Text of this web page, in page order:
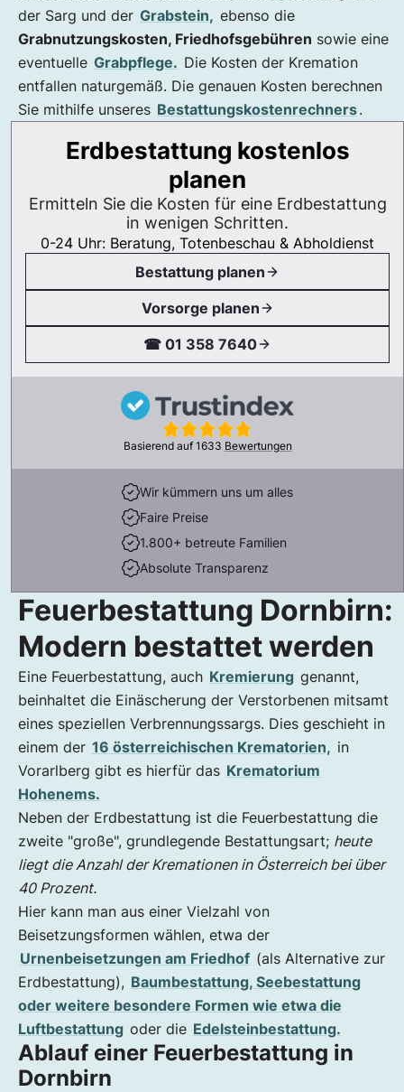
der Sarg und der Grabstein, ebenso die
Grabnutzungskosten, Friedhofsgebühren sowie eine
eventuelle Grabpflege. Die Kosten der Kremation
entfallen naturgemäß. Die genauen Kosten berechnen
Sie mithilfe unseres Bestattungskostenrechners.
Erdbestattung kostenlos
planen
Ermitteln Sie die Kosten für eine Erdbestattung
in wenigen Schritten.
0-24 Uhr: Beratung, Totenbeschau & Abholdienst
Bestattung planen
Vorsorge planen
☎ 01 358 7640
Basierend auf 1633 Bewertungen
Wir kümmern uns um alles
Faire Preise
1.800+ betreute Familien
Absolute Transparenz
Feuerbestattung Dornbirn:
Modern bestattet werden
Eine Feuerbestattung, auch Kremierung genannt,
beinhaltet die Einäscherung der Verstorbenen mitsamt
eines speziellen Verbrennungssargs. Dies geschieht in
einem der 16 österreichischen Krematorien, in
Vorarlberg gibt es hierfür das Krematorium
Hohenems.
Neben der Erdbestattung ist die Feuerbestattung die
zweite "große", grundlegende Bestattungsart; heute
liegt die Anzahl der Kremationen in Österreich bei über
40 Prozent.
Hier kann man aus einer Vielzahl von
Beisetzungsformen wählen, etwa der
Urnenbeisetzungen am Friedhof (als Alternative zur
Erdbestattung), Baumbestattung, Seebestattung
oder weitere besondere Formen wie etwa die
Luftbestattung oder die Edelsteinbestattung.
Ablauf einer Feuerbestattung in
Dornbirn